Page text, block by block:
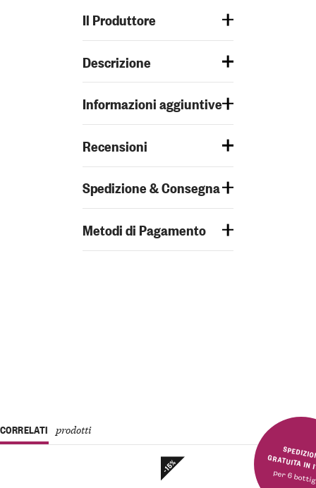
Il Produttore
Descrizione
Informazioni aggiuntive
Recensioni
Spedizione & Consegna
Metodi di Pagamento
SPEDIZIONE
per 6
CORRELATI prodotti
-15%